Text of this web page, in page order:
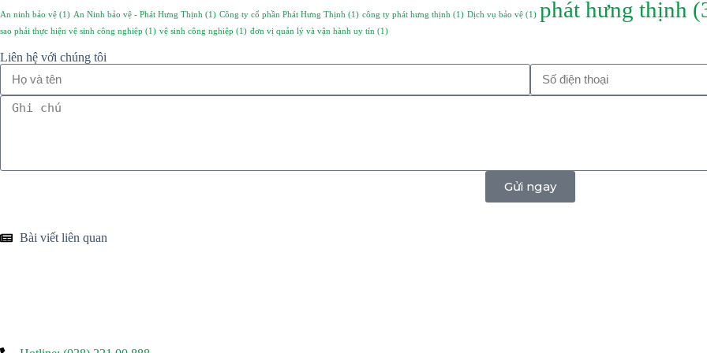
An ninh bảo vệ (1) An Ninh bảo vệ - Phát Hưng Thịnh (1) Công ty cổ phần Phát Hưng Thịnh (1) công ty phát hưng thịnh (1) Dịch vụ bảo vệ (1) phát hưng thịnh
sao phải thực hiện vệ sinh công nghiệp (1) vệ sinh công nghiệp (1) đơn vị quản lý và vận hành uy tín (1)
Liên hệ với chúng tôi
Gửi ngay
Bài viết liên quan